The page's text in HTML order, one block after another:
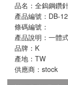
品名：全鎢鋼鑽
產品編號：DB-
條碼編號：
產品說明：一體
品牌：K
產地：TW
供應商：stock